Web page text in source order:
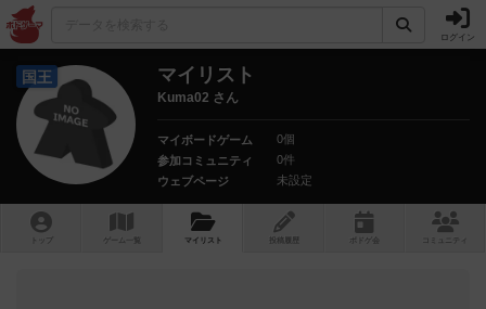
ログイン
国王 マイリスト
Kuma02 さん
マイボードゲーム
0個
参加コミュニティ
0件
ウェブページ
未設定
トップ ゲーム一覧 マイリスト 投稿履歴 ボ ドゲ コミュニティ